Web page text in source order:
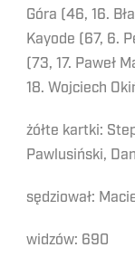
Góra (46, 16.
Kayode (67, 6.
(73, 17. Paweł
18. Wojciech
żółte kartki:
Pawlusiński,
sędziował:
widzów: 690